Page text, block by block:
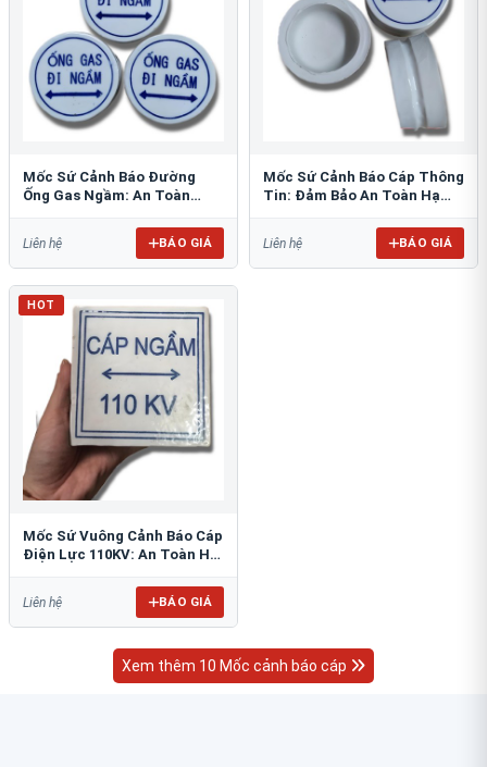
Mốc Sứ Cảnh Báo Đường
Ống Gas Ngầm: An Toàn
Liên hệ BÁO GIÁ
Mốc Sứ Cảnh Báo Cáp Thông
Tin: Đảm Bảo An Toàn Hạ
Liên hệ BÁO GIÁ
HOT
Mốc Sứ Vuông Cảnh Báo Cáp
Điện Lực 110KV: An Toàn Hệ
Liên hệ BÁO GIÁ
Xem thêm 10 Mốc cảnh báo cáp